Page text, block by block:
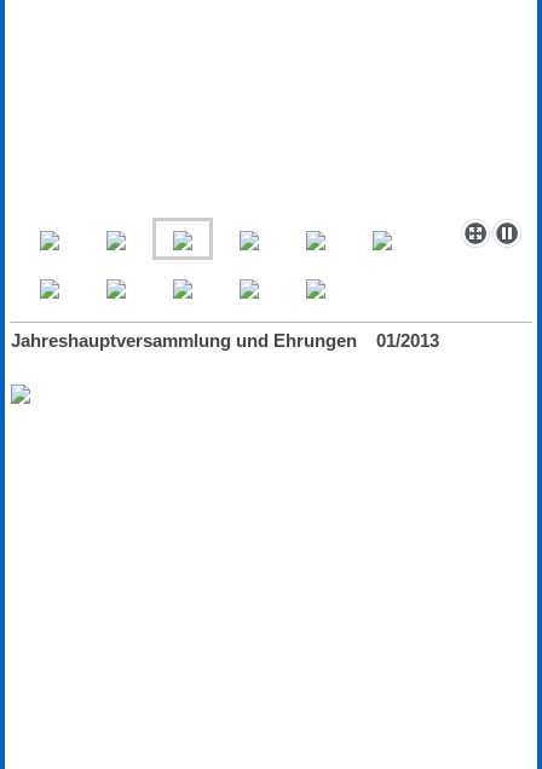
Jahreshauptversammlung und Ehrungen 01/2013